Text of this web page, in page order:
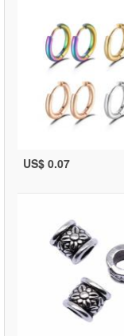
US$ 0.07